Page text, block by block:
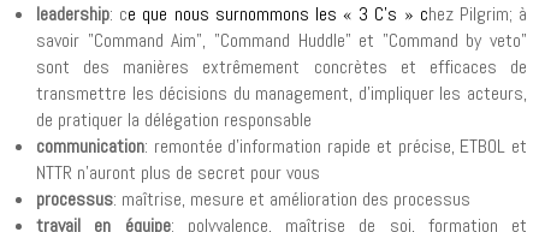
leadership: ce que nous surnommons les « 3 C’s » chez Pilgrim; à
savoir "Command Aim", "Command Huddle" et "Command by veto"
sont des manières extrêmement concrètes et efficaces de
transmettre les décisions du management, d'impliquer les acteurs,
de pratiquer la délégation responsable
communication: remontée d'information rapide et précise, ETBOL et
NTTR n'auront plus de secret pour vous
processus: maîtrise, mesure et amélioration des processus
travail en équipe: polyvalence, maîtrise de soi, formation et